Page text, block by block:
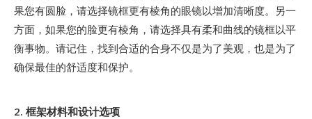
果您有圆脸，请选择镜框更有棱角的眼镜以增加清晰度。另一
方面，如果您的脸更有棱角，请选择具有柔和曲线的镜框以平
衡事物。请记住，找到合适的合身不仅是为了美观，也是为了
确保最佳的舒适度和保护。
2. 框架材料和设计选项